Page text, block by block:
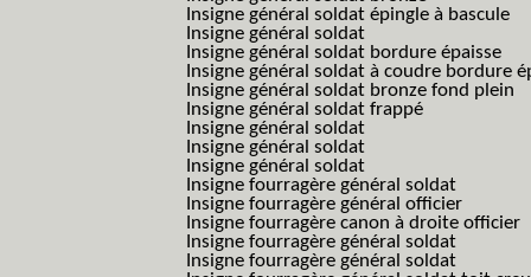
Insigne général soldat épingle à bascule
Insigne général soldat
Insigne général soldat bordure épaisse
Insigne général soldat à coudre bordure
Insigne général soldat bronze fond plein
Insigne général soldat frappé
Insigne général soldat
Insigne général soldat
Insigne général soldat
Insigne fourragère général soldat
Insigne fourragère général officier
Insigne fourragère canon à droite officier
Insigne fourragère général soldat
Insigne fourragère général soldat